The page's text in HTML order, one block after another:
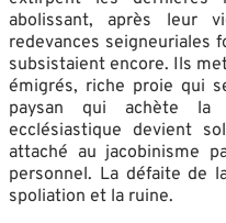
abolissant, après leur
redevances seigneuriales
subsistaient encore. Ils
émigrés, riche proie qui
paysan qui achète
ecclésiastique devient
attaché au jacobinisme
personnel. La défaite de
spoliation et la ruine.